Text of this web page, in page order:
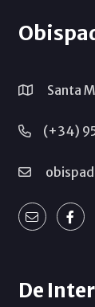
Santa
(+34)
De